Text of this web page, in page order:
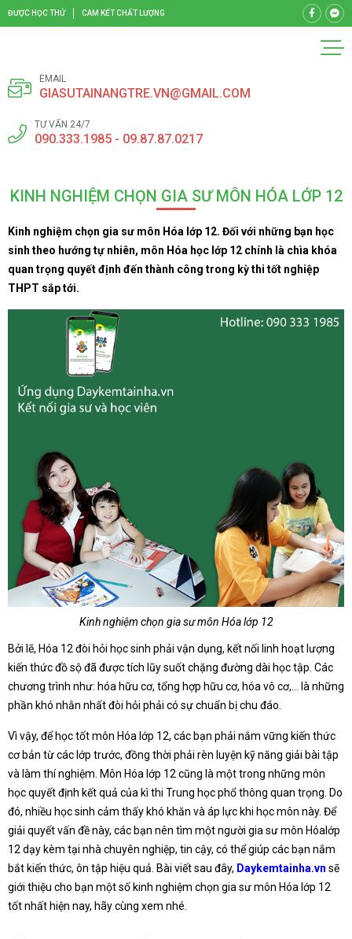
ĐƯỢC HỌC THỬ CAM KẾT CHẤT LƯỢNG
EMAIL
GIASUTAINANGTRE.VN@GMAIL.COM
TƯ VẤN 24/7
090.333.1985 - 09.87.87.0217
KINH NGHIỆM CHỌN GIA SƯ MÔN HÓA LỚP 12
Kinh nghiệm chọn gia sư môn Hóa lớp 12. Đối với những bạn học
sinh theo hướng tự nhiên, môn Hóa học lớp 12 chính là chìa khóa
quan trọng quyết định đến thành công trong kỳ thi tốt nghiệp
THPT sắp tới.
Kinh nghiệm chọn gia sư môn Hóa lớp 12
Bởi lẽ, Hóa 12 đòi hỏi học sinh phải vận dụng, kết nối linh hoạt lượng
kiến thức đồ sộ đã được tích lũy suốt chặng đường dài học tập. Các
chương trình như: hóa hữu cơ, tổng hợp hữu cơ, hóa vô cơ,… là những
phần khó nhằn nhất đòi hỏi phải có sự chuẩn bị chu đáo.
Vì vậy, để học tốt môn Hóa lớp 12, các bạn phải nắm vững kiến thức
cơ bản từ các lớp trước, đồng thời phải rèn luyện kỹ năng giải bài tập
và làm thí nghiệm. Môn Hóa lớp 12 cũng là một trong những môn
học quyết định kết quả của kì thi Trung học phổ thông quan trọng. Do
đó, nhiều học sinh cảm thấy khó khăn và áp lực khi học môn này. Để
giải quyết vấn đề này, các bạn nên tìm một người gia sư môn Hóalớp
12 dạy kèm tại nhà chuyên nghiệp, tin cậy, có thể giúp các bạn nắm
bắt kiến thức, ôn tập hiệu quả. Bài viết sau đây, Daykemtainha.vn sẽ
giới thiệu cho bạn một số kinh nghiệm chọn gia sư môn Hóa lớp 12
tốt nhất hiện nay, hãy cùng xem nhé.